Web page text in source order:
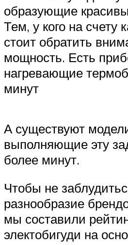
образующие
Тем, у кого на счету
стоит обратить
мощность. Есть
нагревающие
минут
А существуют
выполняющие эту
более минут.
Чтобы не
разнообразие
мы составили
электобигуди на